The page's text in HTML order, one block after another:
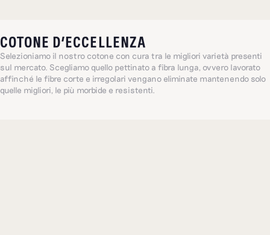
COTONE D’ECCELLENZA
Selezioniamo il nostro cotone con cura tra le migliori varietà presenti
sul mercato. Scegliamo quello pettinato a fibra lunga, ovvero lavorato
affinché le fibre corte e irregolari vengano eliminate mantenendo solo
quelle migliori, le più morbide e resistenti.